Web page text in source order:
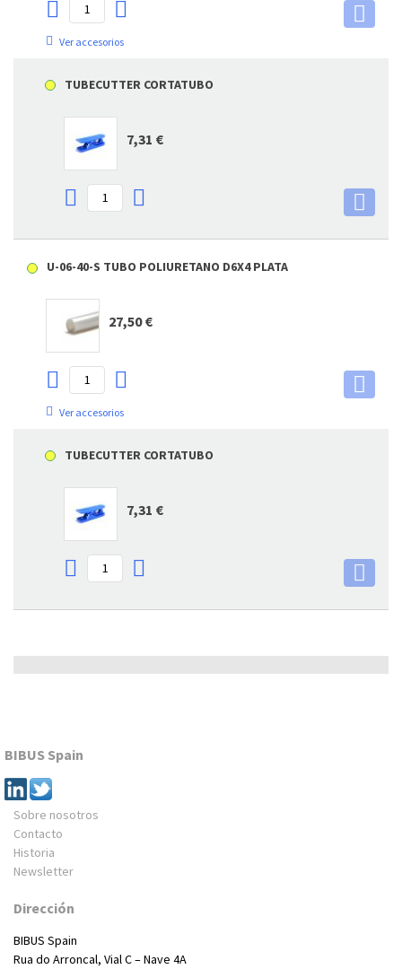
Ver accesorios
TUBECUTTER CORTATUBO
7,31 €
U-06-40-S TUBO POLIURETANO D6X4 PLATA
27,50 €
Ver accesorios
TUBECUTTER CORTATUBO
7,31 €
BIBUS Spain
Sobre nosotros
Contacto
Historia
Newsletter
Dirección
BIBUS Spain
Rua do Arroncal, Vial C – Nave 4A